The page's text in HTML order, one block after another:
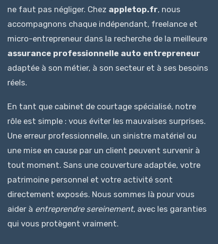
ne faut pas négliger. Chez appletop.fr, nous
accompagnons chaque indépendant, freelance et
micro-entrepreneur dans la recherche de la meilleure
assurance professionnelle auto entrepreneur
adaptée à son métier, à son secteur et à ses besoins
réels.
En tant que cabinet de courtage spécialisé, notre
rôle est simple : vous éviter les mauvaises surprises.
Une erreur professionnelle, un sinistre matériel ou
une mise en cause par un client peuvent survenir à
tout moment. Sans une couverture adaptée, votre
patrimoine personnel et votre activité sont
directement exposés. Nous sommes là pour vous
aider à entreprendre sereinement, avec les garanties
qui vous protègent vraiment.